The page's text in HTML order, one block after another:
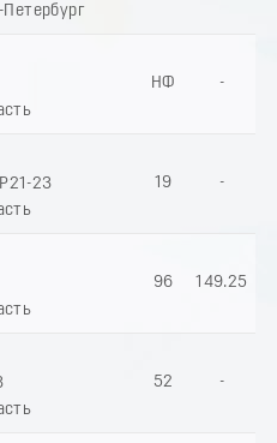
Петербург
НФ -
23
19 -
96 149.25
52 -